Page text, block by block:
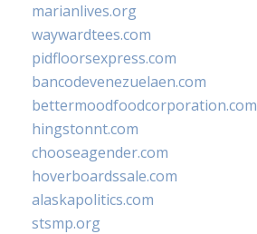
marianlives.org
waywardtees.com
pidfloorsexpress.com
bancodevenezuelaen.com
bettermoodfoodcorporation.com
hingstonnt.com
chooseagender.com
hoverboardssale.com
alaskapolitics.com
stsmp.org